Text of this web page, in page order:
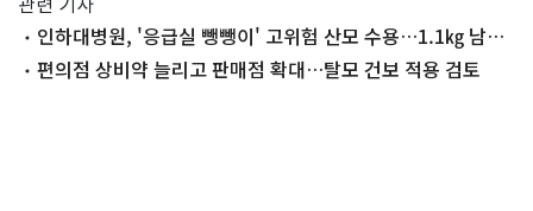
인하대병원, '응급실 뺑뺑이' 고위험 산모 수용…1.1㎏ 남매
출산편의점 상비약 늘리고 판매점 확대…탈모 건보 적용 검토